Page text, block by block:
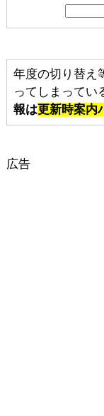
年度の切り替え
ってしまってい
報は更新時案内
広告